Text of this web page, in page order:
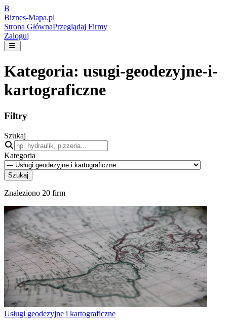
B
Biznes-Mapa.pl
Strona GłównaPrzeglądaj Firmy
Zaloguj
Kategoria: usugi-geodezyjne-i-
kartograficzne
Filtry
Szukaj
Kategoria
Szukaj
Znaleziono 20 firm
Usługi geodezyjne i kartograficzne